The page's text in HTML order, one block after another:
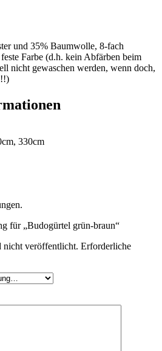
und 35% Baumwolle, 8-fach
Farbe (d.h. kein Abfärben beim
nicht gewaschen werden, wenn doch,
330cm
für „Budogürtel grün-braun“
veröffentlicht. Erforderliche